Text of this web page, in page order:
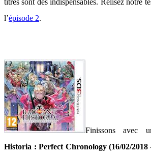
titres sont des indispensables. Relisez notre
l’épisode 2.
Finissons
Historia : Perfect Chronology (16/02/